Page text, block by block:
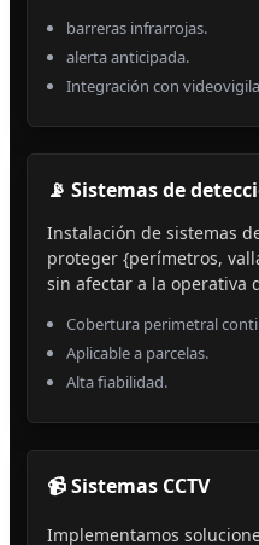
barreras infrarrojas.
alerta anticipada.
Integración con
📡 Sistemas de
Instalación de sistemas
proteger {perímetros,
sin afectar a la operativa
Cobertura perimetral
Aplicable a parcelas.
Alta fiabilidad.
📹 Sistemas CCTV
Implementamos